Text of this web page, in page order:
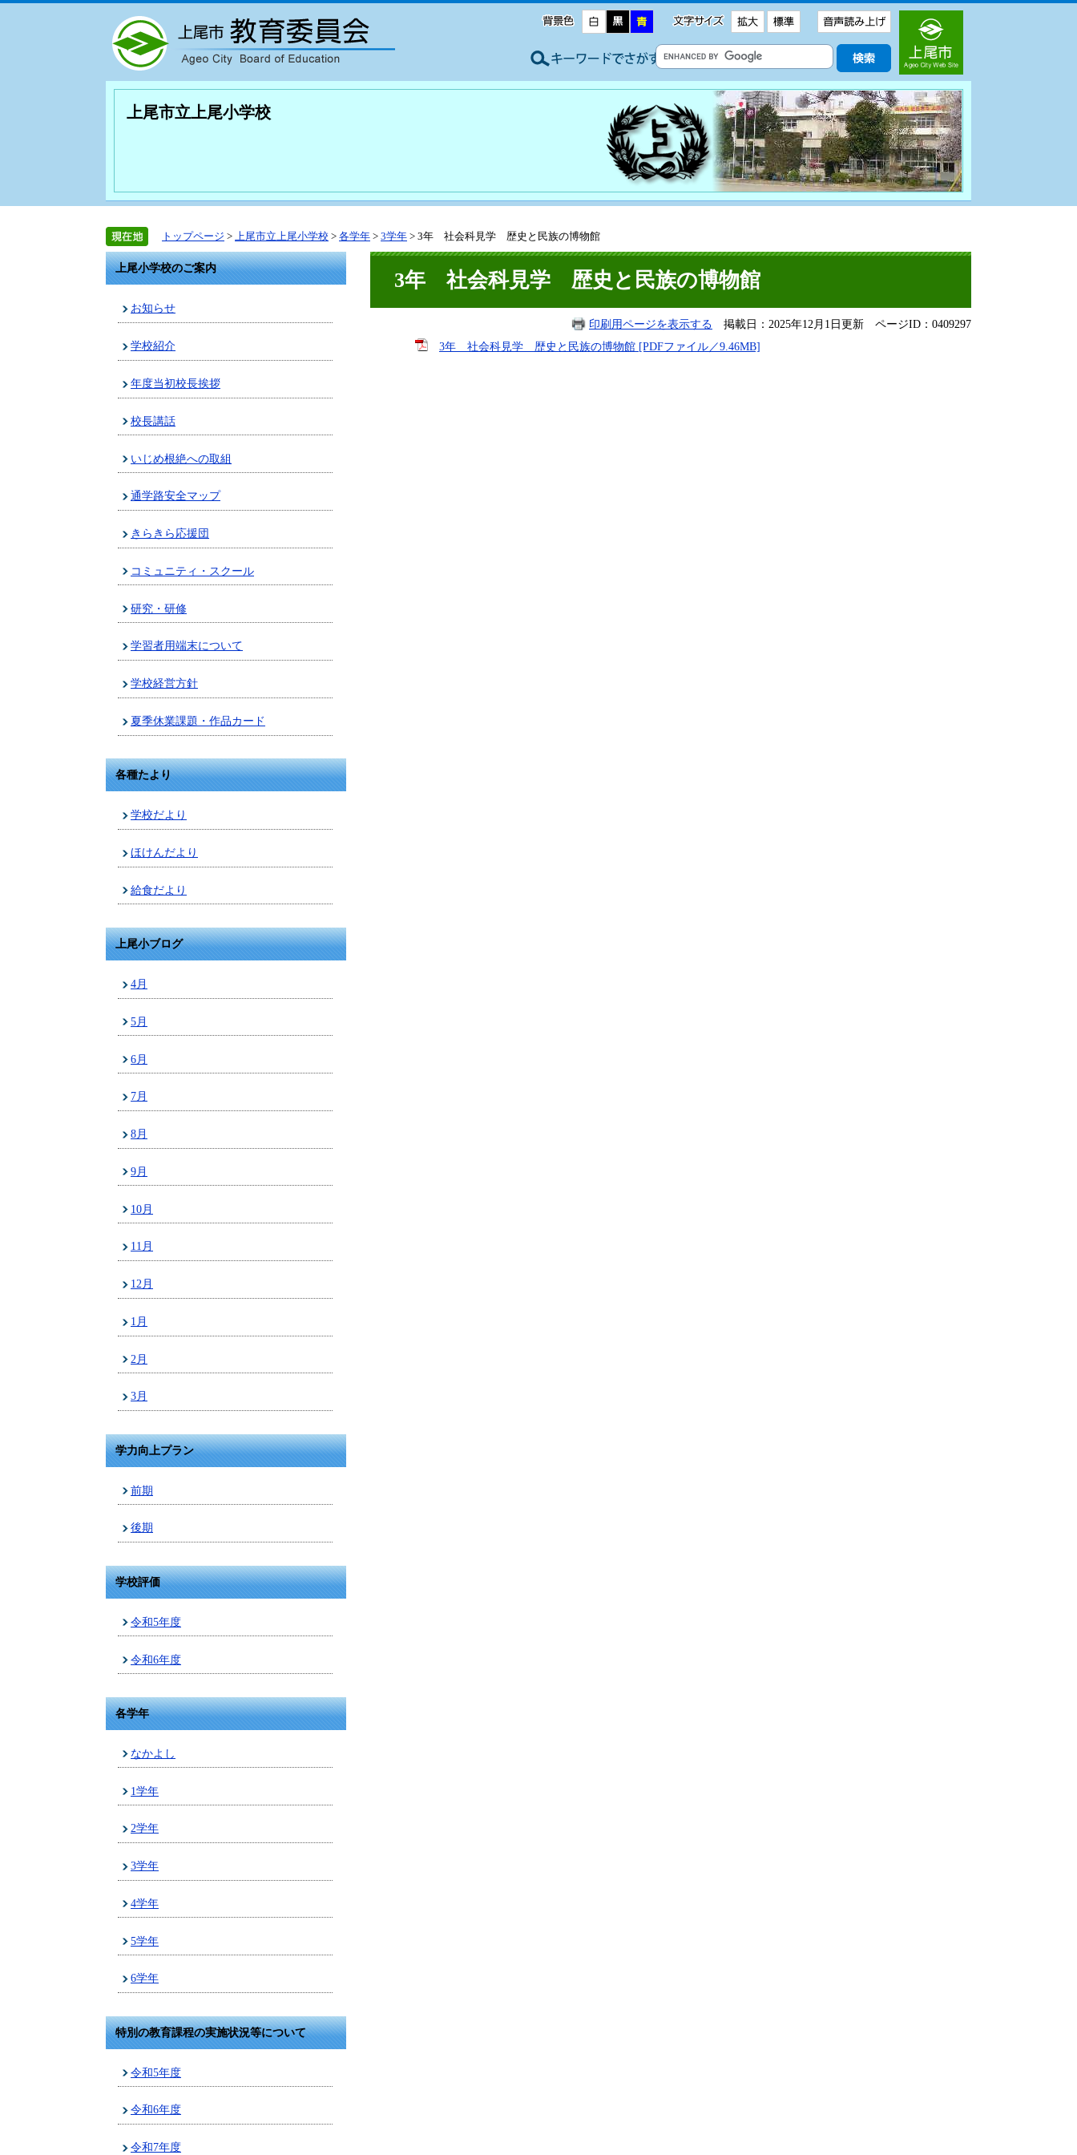
上尾市立上尾小学校
トップページ > 上尾市立上尾小学校 > 各学年 > 3学年 > 3年 社会科見学 歴史と民族の博物館
上尾小学校のご案内
お知らせ
学校紹介
年度当初校長挨拶
校長講話
いじめ根絶への取組
通学路安全マップ
きらきら応援団
コミュニティ・スクール
研究・研修
学習者用端末について
学校経営方針
夏季休業課題・作品カード
各種たより
学校だより
ほけんだより
給食だより
上尾小ブログ
4月
5月
6月
7月
8月
9月
10月
11月
12月
1月
2月
3月
学力向上プラン
前期
後期
学校評価
令和5年度
令和6年度
各学年
なかよし
1学年
2学年
3学年
4学年
5学年
6学年
特別の教育課程の実施状況等について
令和5年度
令和6年度
令和7年度
3年 社会科見学 歴史と民族の博物館
印刷用ページを表示する 掲載日：2025年12月1日更新 ページID：0409297
3年 社会科見学 歴史と民族の博物館 [PDFファイル／9.46MB]